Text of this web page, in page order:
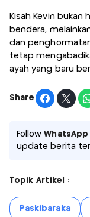
Kisah Kevin
bendera,
dan
tetap
ayah yang baru
Share
Follow
update berita
Topik Artikel :
Paskibaraka